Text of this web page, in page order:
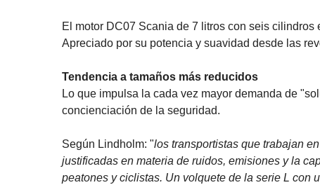
El motor DC07 Scania de 7 litros con seis
Apreciado por su potencia y suavidad desde las
Tendencia a tamaños más reducidos
Lo que impulsa la cada vez mayor demanda de
concienciación de la seguridad.
Según Lindholm: "los transportistas que trabajan
justificadas en materia de ruidos, emisiones y la
peatones y ciclistas. Un volquete de la serie L con